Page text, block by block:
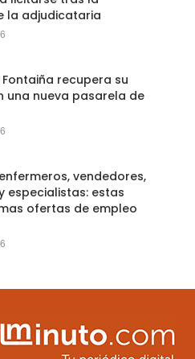
la adjudicataria
Fontaiña recupera su
una nueva pasarela de
vendedores,
especialistas: estas
ofertas de empleo